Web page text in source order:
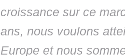
croissance sur ce
ans, nous voulons
Europe et nous